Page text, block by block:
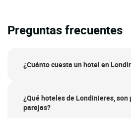
Preguntas frecuentes
¿Cuánto cuesta un hotel en
¿Qué hoteles de Londinieres, son
parejas?